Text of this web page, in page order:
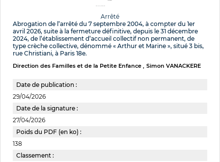
Arrêté
Abrogation de l’arrêté du 7 septembre 2004, à compter du 1er
avril 2026, suite à la fermeture définitive, depuis le 31 décembre
2024, de l’établissement d’accueil collectif non permanent, de
type crèche collective, dénommé « Arthur et Marine », situé 3 bis,
rue Christiani, à Paris 18e.
Direction des Familles et de la Petite Enfance Simon VANACKERE
Date de publication :
29/04/2026
Date de la signature :
27/04/2026
Poids du PDF (en ko) :
138
Classement :